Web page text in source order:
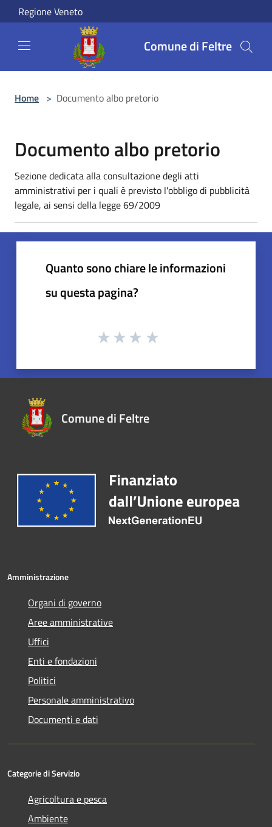
Salta al contenuto principale
Regione Veneto
Comune di Feltre
Home > Documento albo pretorio
Documento albo pretorio
Sezione dedicata alla consultazione degli atti
amministrativi per i quali è previsto l'obbligo di pubblicità
legale, ai sensi della legge 69/2009
Quanto sono chiare le informazioni
su questa pagina?
Comune di Feltre
Amministrazione
Organi di governo
Aree amministrative
Uffici
Enti e fondazioni
Politici
Personale amministrativo
Documenti e dati
Categorie di Servizio
Agricoltura e pesca
Ambiente